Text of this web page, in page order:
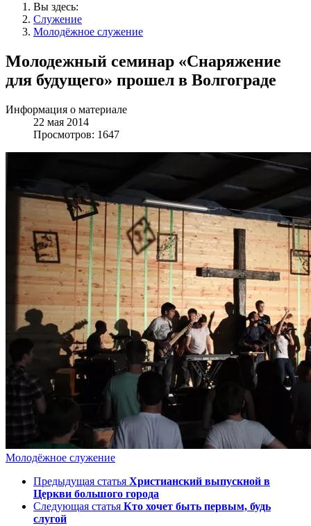
Вы здесь:
Служение
Молодёжное служение
Молодежный семинар «Снаряжение
для будущего» прошел в Волгограде
Информация о материале
22 мая 2014
Просмотров: 1647
Молодёжное служение
Предыдущая статья Христианский выпускной в
Церкви большого города
Следующая статья Кто хочет быть первым, будь
слугой